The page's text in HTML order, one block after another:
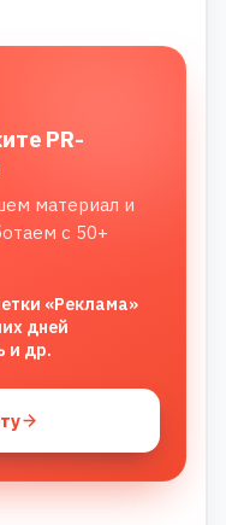
PR-
материал и
с 50+
«Реклама»
дней
и др.